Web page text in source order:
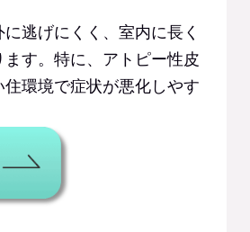
逃げにくく、室内に長く
す。特に、アトピー性皮
環境で症状が悪化しやす